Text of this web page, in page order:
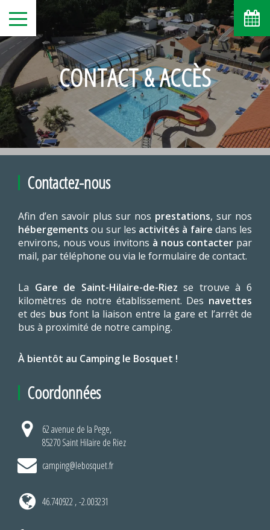
CONTACT & ACCÈS
Contactez-nous
Afin d’en savoir plus sur nos prestations, sur nos
hébergementsou sur les activités à faire dans les
environs, nous vous invitons à nous contacter par
mail, par téléphone ou via le formulaire de contact.
La Gare de Saint-Hilaire-de-Riezse trouve à 6
kilomètres de notre établissement. Des navettes
et des bus font la liaison entre la gare et l’arrêt de
bus à proximité de notre camping.
À bientôt au Camping le Bosquet !
Coordonnées
62 avenue de la Pege,
85270 Saint Hilaire de Riez
camping@lebosquet.fr
46.740922 , -2.003231